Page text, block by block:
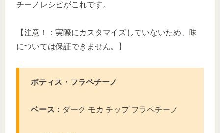
チーノレシピがこれです。
【注意！：実際にカスタマイズしていないため、味
については保証できません。】
ボティス・フラペチーノ
ベース： ダーク モカ チップ フラペチーノ